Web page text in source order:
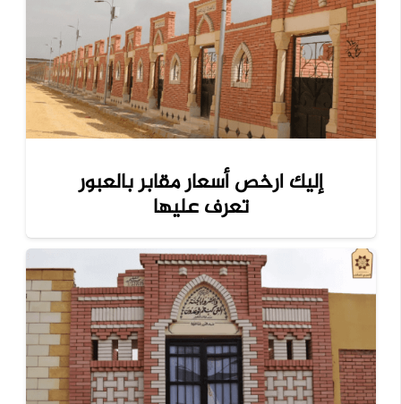
إليك ارخص أسعار مقابر بالعبور
تعرف عليها